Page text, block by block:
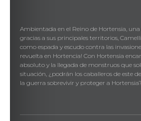
Ambientada en el Reino de Hortensia,
gracias a sus principales territorios,
como espada y escudo contra las
revuelta en Hortencia! Con Hortensia
absoluto y la llegada de monstruos que
situación, ¿podrán los caballeros de este
la guerra sobrevivir y proteger a Hortensia?